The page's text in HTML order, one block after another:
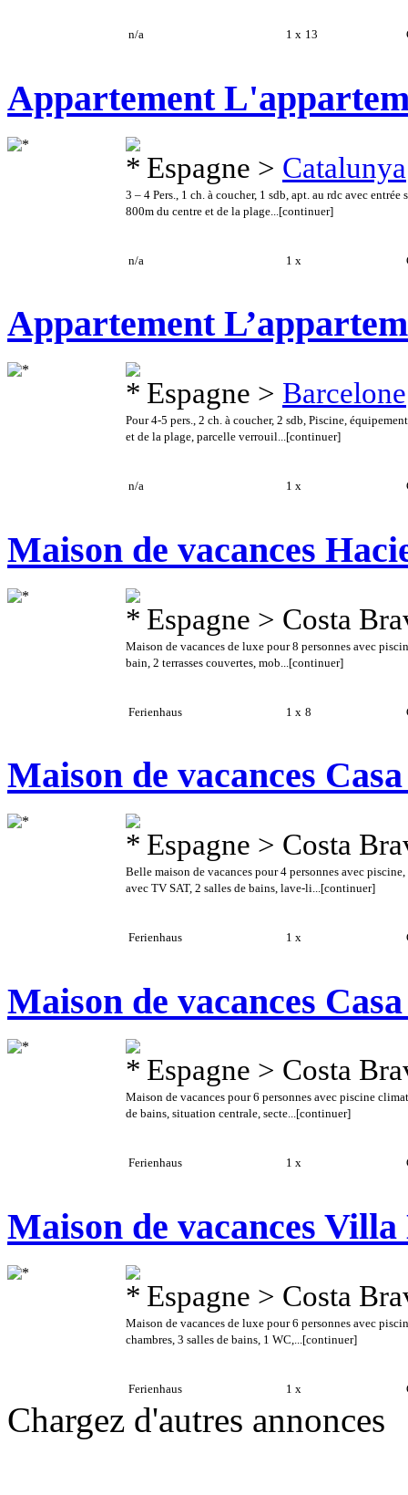
n/a 1 x 13
Appartement
Espagne > Catalunya
3 – 4 Pers., 1 ch. à coucher, 1 sdb, apt. au rdc avec
800m du centre et de la plage... [continuer]
n/a 1 x
Appartement
Espagne > Barcelone
Pour 4-5 pers., 2 ch. à coucher, 2 sdb, Piscine,
et de la plage, parcelle verrouil...[continuer]
n/a 1 x
Maison de vacances
Espagne > Costa
Maison de vacances de luxe pour 8 personnes avec
bain, 2 terrasses couvertes, mob... [continuer]
Ferienhaus 1 x 8
Maison de vacances
Espagne > Costa
Belle maison de vacances pour 4 personnes avec
avec TV SAT, 2 salles de bains, lave-li...[continuer]
Ferienhaus 1 x
Maison de vacances
Espagne > Costa
Maison de vacances pour 6 personnes avec piscine
de bains, situation centrale, secte...[continuer]
Ferienhaus 1 x
Maison de vacances
Espagne > Costa
Maison de vacances de luxe pour 6 personnes avec
chambres, 3 salles de bains, 1 WC,... [continuer]
Ferienhaus 1 x
Chargez d'autres annonces